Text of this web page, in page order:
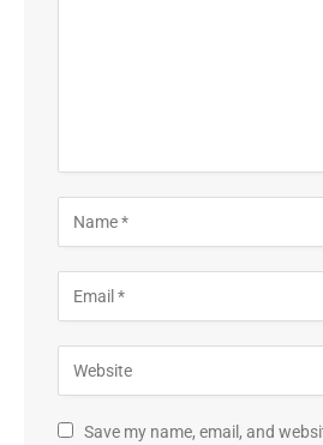
Save my name, email, and